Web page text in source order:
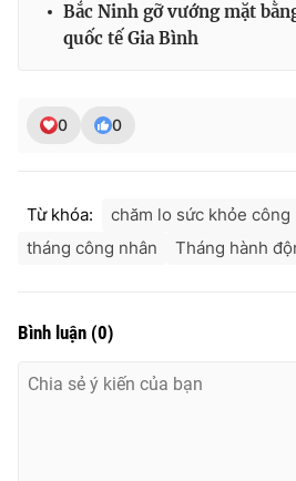
Bắc Ninh gỡ vướng mặt
quốc tế Gia Bình
0 0
Từ khóa: chăm lo sức khỏe công
tháng công nhân
Tháng hành
Bình luận (0)